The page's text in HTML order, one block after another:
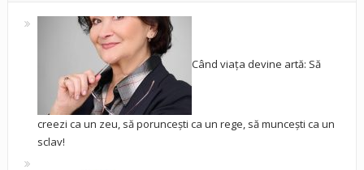
Când viața devine artă: Să
creezi ca un zeu, să poruncești ca un rege, să muncești ca un
sclav!